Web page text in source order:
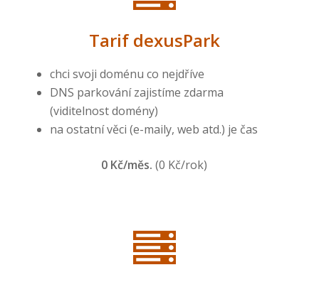
Tarif dexusPark
chci svoji doménu co nejdříve
DNS parkování zajistíme zdarma
(viditelnost domény)
na ostatní věci (e-maily, web atd.) je čas
0 Kč/měs. (0 Kč/rok)